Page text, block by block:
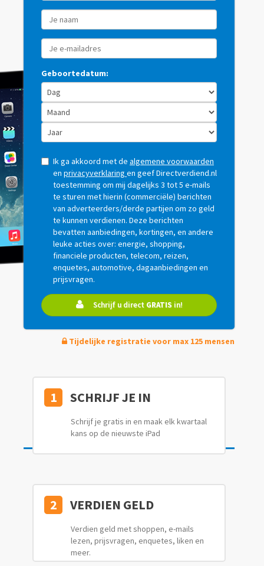
Geboortedatum:
Ik ga akkoord met de algemene voorwaarden
en privacyverklaring en geef Directverdiend.nl
toestemming om mij dagelijks 3 tot 5 e-mails
te sturen met hierin (commerciële) berichten
van adverteerders/derde partijen om zo geld
te kunnen verdienen. Deze berichten
bevatten aanbiedingen, kortingen, en andere
leuke acties over: energie, shopping,
financiele producten, telecom, reizen,
enquetes, automotive, dagaanbiedingen en
prijsvragen.
Schrijf u direct GRATISin!
Tijdelijke registratie voor max 125 mensen
1 SCHRIJF JE IN
Schrijf je gratis in en maak elk kwartaal
kans op de nieuwste iPad
2 VERDIEN GELD
Verdien geld met shoppen, e-mails
lezen, prijsvragen, enquetes, liken en
meer.